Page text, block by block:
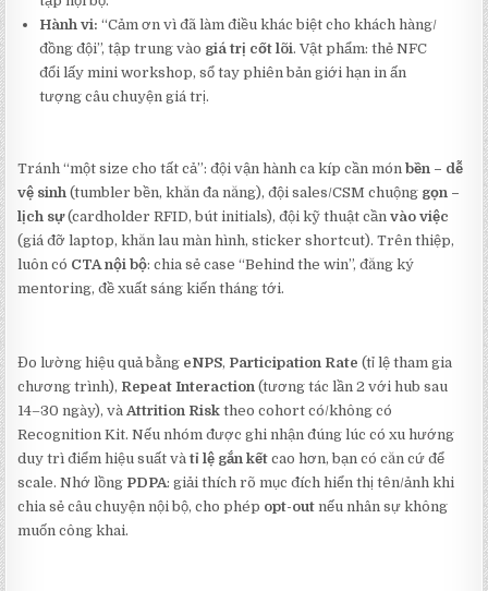
Hành vi: “Cảm ơn vì đã làm điều khác biệt cho khách hàng/
đồng đội”, tập trung vào giá trị cốt lõi. Vật phẩm: thẻ NFC
đổi lấy mini workshop, sổ tay phiên bản giới hạn in ấn
tượng câu chuyện giá trị.
Tránh “một size cho tất cả”: đội vận hành ca kíp cần mónbền – dễ
vệ sinh (tumbler bền, khăn đa năng), đội sales/CSM chuộng gọn –
lịch sự(cardholder RFID, bút initials), đội kỹ thuật cầnvào việc
(giá đỡ laptop, khăn lau màn hình, sticker shortcut). Trên thiệp,
luôn có CTA nội bộ: chia sẻ case “Behind the win”, đăng ký
mentoring, đề xuất sáng kiến tháng tới.
Đo lường hiệu quả bằng eNPS, Participation Rate (tỉ lệ tham gia
chương trình), Repeat Interaction (tương tác lần 2 với hub sau
14–30 ngày), và Attrition Risk theo cohort có/không có
Recognition Kit. Nếu nhóm được ghi nhận đúng lúc có xu hướng
duy trì điểm hiệu suất vàtỉ lệ gắn kết cao hơn, bạn có căn cứ để
scale. Nhớ lồng PDPA: giải thích rõ mục đích hiển thị tên/ảnh khi
chia sẻ câu chuyện nội bộ, cho phép opt-out nếu nhân sự không
muốn công khai.